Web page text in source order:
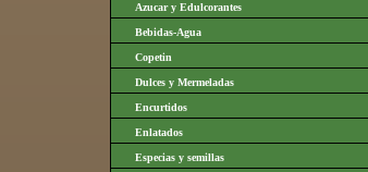
Azucar y Edulcorantes
Bebidas-Agua
Copetin
Dulces y Mermeladas
Encurtidos
Enlatados
Especias y semillas